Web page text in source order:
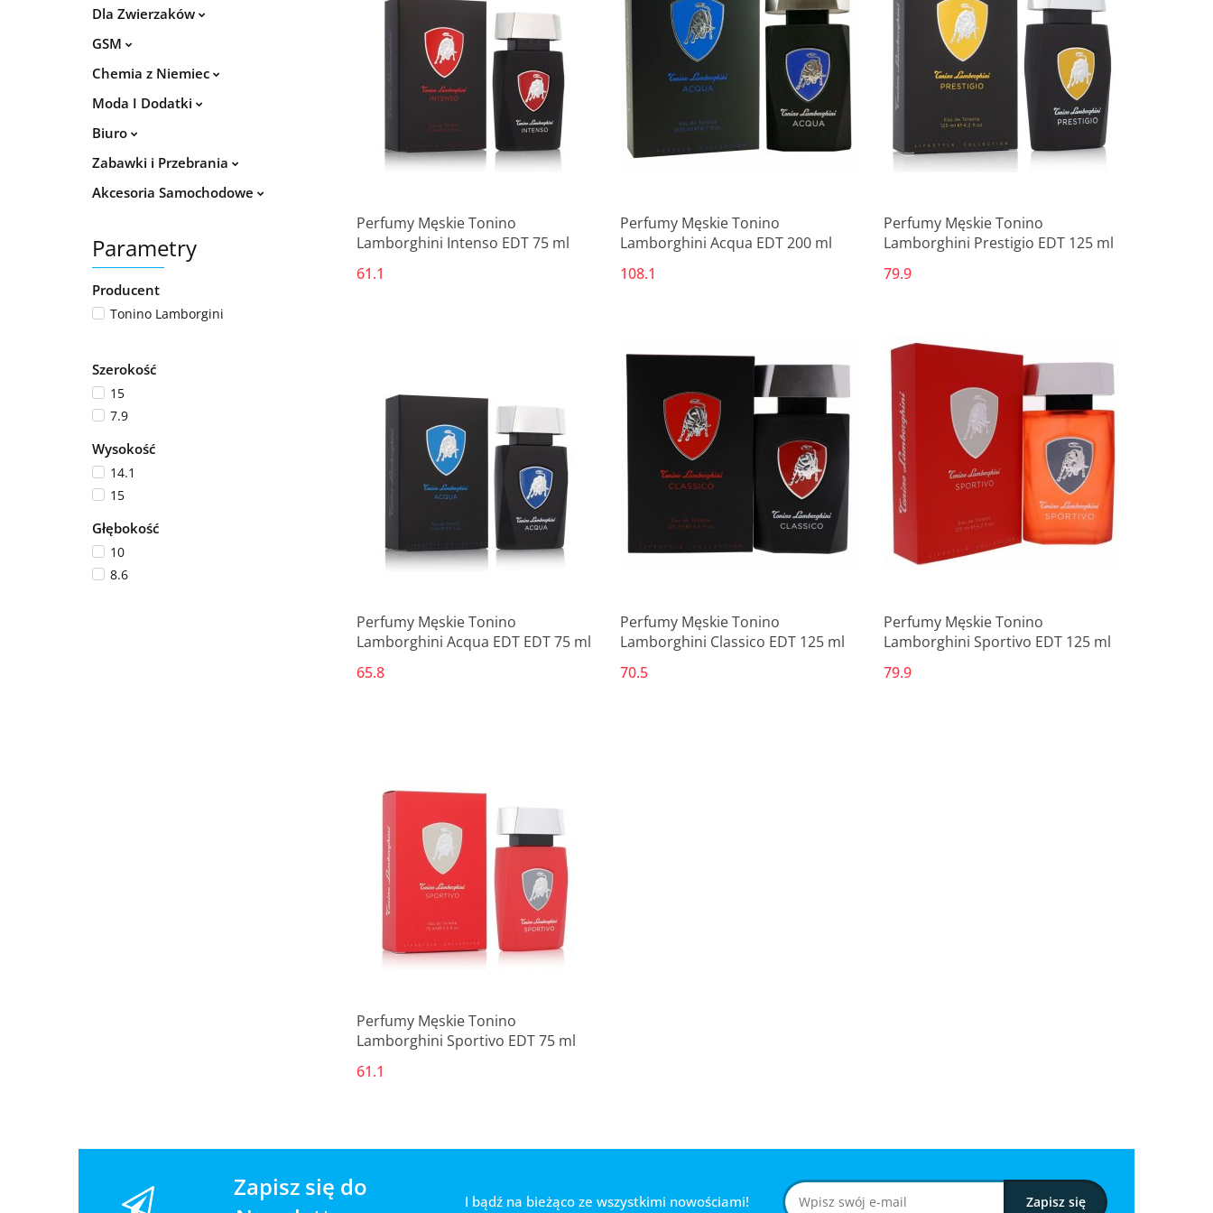
Dla Zwierzaków
GSM
Chemia z Niemiec
Moda I Dodatki
Biuro
Zabawki i Przebrania
Akcesoria Samochodowe
Parametry
Producent
Tonino Lamborgini
Szerokość
15
7.9
Wysokość
14.1
15
Głębokość
10
8.6
Produkt niedostępny
Perfumy Męskie Tonino
Lamborghini Intenso EDT 75 ml
61.1
Produkt niedostępny
Perfumy Męskie Tonino
Lamborghini Acqua EDT 200 ml
108.1
Produkt niedostępny
Perfumy Męskie Tonino
Lamborghini Prestigio EDT 125 ml
79.9
Produkt niedostępny
Perfumy Męskie Tonino
Lamborghini Acqua EDT EDT 75 ml
65.8
Produkt niedostępny
Perfumy Męskie Tonino
Lamborghini Classico EDT 125 ml
70.5
Produkt niedostępny
Perfumy Męskie Tonino
Lamborghini Sportivo EDT 125 ml
79.9
Produkt niedostępny
Perfumy Męskie Tonino
Lamborghini Sportivo EDT 75 ml
61.1
Zapisz się do
I bądź na bieżąco ze wszystkimi nowościami!